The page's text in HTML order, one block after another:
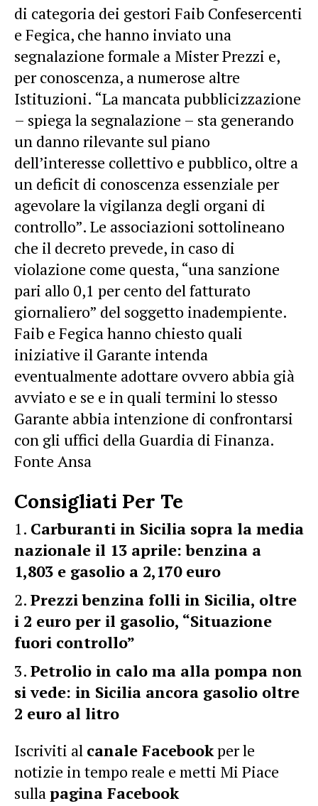
di categoria dei gestori Faib Confesercenti
e Fegica, che hanno inviato una
segnalazione formale a Mister Prezzi e,
per conoscenza, a numerose altre
Istituzioni. “La mancata pubblicizzazione
– spiega la segnalazione – sta generando
un danno rilevante sul piano
dell’interesse collettivo e pubblico, oltre a
un deficit di conoscenza essenziale per
agevolare la vigilanza degli organi di
controllo”. Le associazioni sottolineano
che il decreto prevede, in caso di
violazione come questa, “una sanzione
pari allo 0,1 per cento del fatturato
giornaliero” del soggetto inadempiente.
Faib e Fegica hanno chiesto quali
iniziative il Garante intenda
eventualmente adottare ovvero abbia già
avviato e se e in quali termini lo stesso
Garante abbia intenzione di confrontarsi
con gli uffici della Guardia di Finanza.
Fonte Ansa
Consigliati Per Te
Carburanti in Sicilia sopra la media
nazionale il 13 aprile: benzina a
1,803 e gasolio a 2,170 euro
Prezzi benzina folli in Sicilia, oltre
i 2 euro per il gasolio, “Situazione
fuori controllo”
Petrolio in calo ma alla pompa non
si vede: in Sicilia ancora gasolio oltre
2 euro al litro
Iscriviti al canale Facebookper le
notizie in tempo reale e metti Mi Piace
sullapagina Facebook